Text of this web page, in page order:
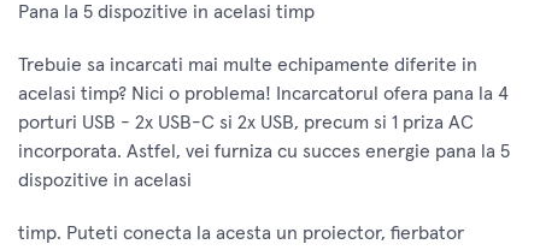
Pana la 5 dispozitive in acelasi timp
Trebuie sa incarcati mai multe echipamente diferite in
acelasi timp? Nici o problema! Incarcatorul ofera pana la 4
porturi USB - 2x USB-C si 2x USB, precum si 1 priza AC
incorporata. Astfel, vei furniza cu succes energie pana la 5
dispozitive in acelasi
timp. Puteti conecta la acesta un proiector, fierbator